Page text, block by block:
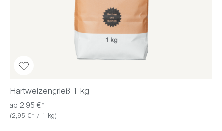
Hartweizengrieß 1 kg
ab 2,95 €*
(2,95 €* / 1 kg)